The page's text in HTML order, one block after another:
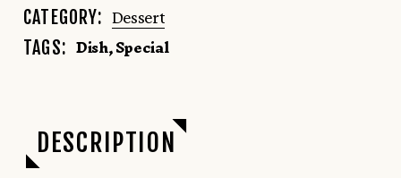
CATEGORY: Dessert
TAGS: Dish,Special
DESCRIPTION